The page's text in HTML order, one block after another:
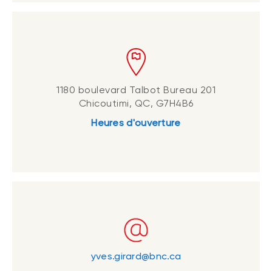
1180 boulevard Talbot Bureau 201
Chicoutimi, QC, G7H4B6
Heures d'ouverture
yves.girard@bnc.ca